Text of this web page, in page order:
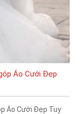
Áo Cưới Đẹp
Áo Cưới Đẹp Tuy